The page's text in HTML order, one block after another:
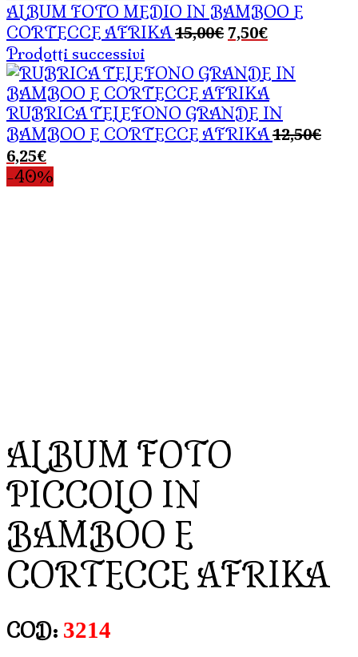
ALBUM FOTO MEDIO IN BAMBOO E
CORTECCE AFRIKA 15,00€ Il
originale
era:
15,00€.
7,50€Il
attuale
è:
7,50€.
Prodotti successivi
RUBRICA TELEFONO GRANDE IN
BAMBOO E CORTECCE AFRIKA 12,50€Il
6,25€Il
prezzo
-40%
ALBUM FOTO
PICCOLO IN
BAMBOO E
CORTECCE AFRIKA
COD: 3214